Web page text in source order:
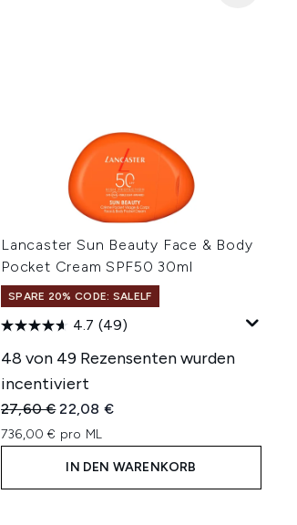
Lancaster Sun Beauty Face & Body
Pocket Cream SPF50 30ml
SPARE 20% CODE: SALELF
4.7 (49)
48 von 49 Rezensenten wurden
incentiviert
Unverbindliche Preisempfehlung:
27,60 €Aktueller Preis:
22,08 €
736,00 € pro ML
IN DEN WARENKORB